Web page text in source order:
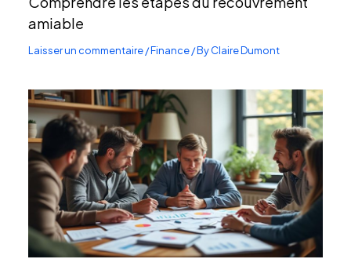
amiable
Laisser un commentaire/Finance/ ByClaire Dumont